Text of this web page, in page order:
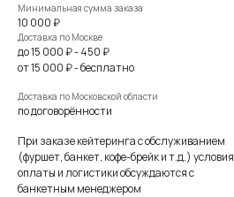
Минимальная сумма заказа
10 000 ₽
Доставка по Москве
до 15 000 ₽ - 450 ₽
от 15 000 ₽ - бесплатно
Доставка по Московской области
по договорённости
При заказе кейтеринга с обслуживанием
(фуршет, банкет, кофе-брейк и т.д.) условия
оплаты и логистики обсуждаются с
банкетным менеджером